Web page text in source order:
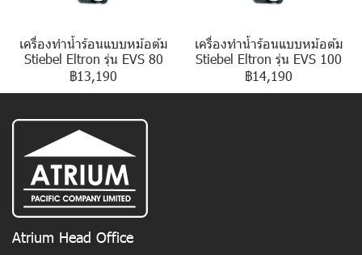
เครื่องทำน้ำร้อนแบบหม้อต้ม
Stiebel Eltron รุ่น EVS 80
฿13,190
เครื่องทำน้ำร้อนแบบหม้อต้ม
Stiebel Eltron รุ่น EVS 100
฿14,190
Atrium Head Office